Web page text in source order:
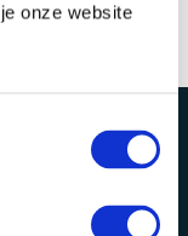
onze website